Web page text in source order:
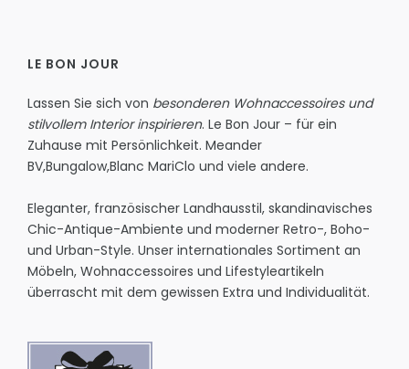
LE BON JOUR
Lassen Sie sich von besonderen Wohnaccessoires und
stilvollem Interior inspirieren. Le Bon Jour – für ein
Zuhause mit Persönlichkeit. Meander
BV,Bungalow,Blanc MariClo und viele andere.
Eleganter, französischer Landhausstil, skandinavisches
Chic-Antique-Ambiente und moderner Retro-, Boho-
und Urban-Style. Unser internationales Sortiment an
Möbeln, Wohnaccessoires und Lifestyleartikeln
überrascht mit dem gewissen Extra und Individualität.